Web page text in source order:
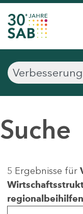
Suche
5 Ergebnisse für
regionalbeihilfen